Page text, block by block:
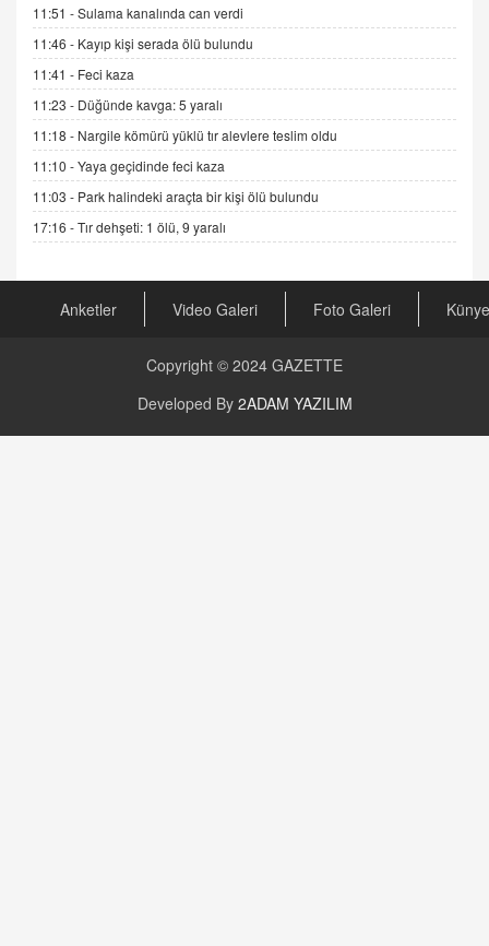
DR. EKREM ASLAN
Gerçek Ne, Algı Ne? "Beraber Yürüyoruz"
Cümlesinin Peşinden
19.07.2025 12:45
GÖNÜL MENEKŞE
Şifacının Yolu
04.11.2025 12:56
AV. RÜMEYSA ÖZKALE
23.09.2023 16:30
Değişen yapısıyla Suriye
11:51 -Sulama kanalında can verdi
11:46 - Kayıp kişi serada ölü bulundu
11:41 - Feci kaza
11:23 - Düğünde kavga: 5 yaralı
11:18 - Nargile kömürü yüklü tır alevlere teslim oldu
11:10 -Yaya geçidinde feci kaza
11:03 - Park halindeki araçta bir kişi ölü bulundu
17:16 -Tır dehşeti: 1 ölü, 9 yaralı
Anketler Video Galeri Foto Galeri Künye
Copyright © 2024 GAZETTE
Developed By 2ADAM YAZILIM